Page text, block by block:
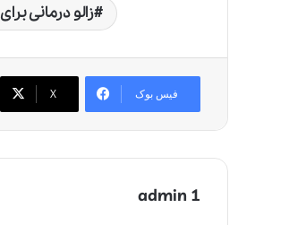
زالو درمانی
فیس بوک X
admin 1